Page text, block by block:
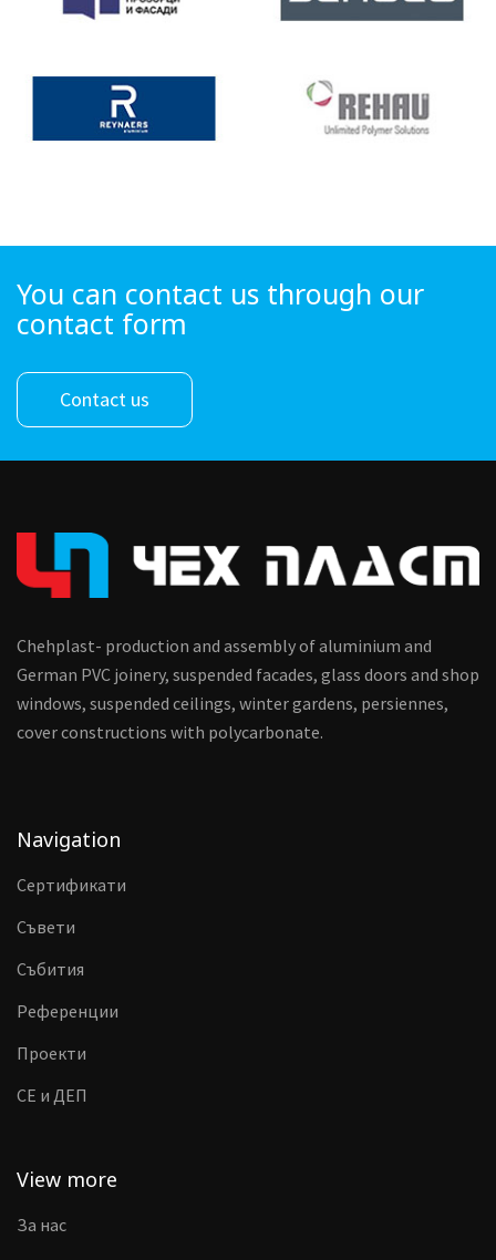
You can contact us through our
contact form
Contact us
Chehplast- production and assembly of aluminium and
German PVC joinery, suspended facades, glass doors and shop
windows, suspended ceilings, winter gardens, persiennes,
cover constructions with polycarbonate.
Navigation
Сертификати
Съвети
Събития
Референции
Проекти
CE и ДЕП
View more
За нас